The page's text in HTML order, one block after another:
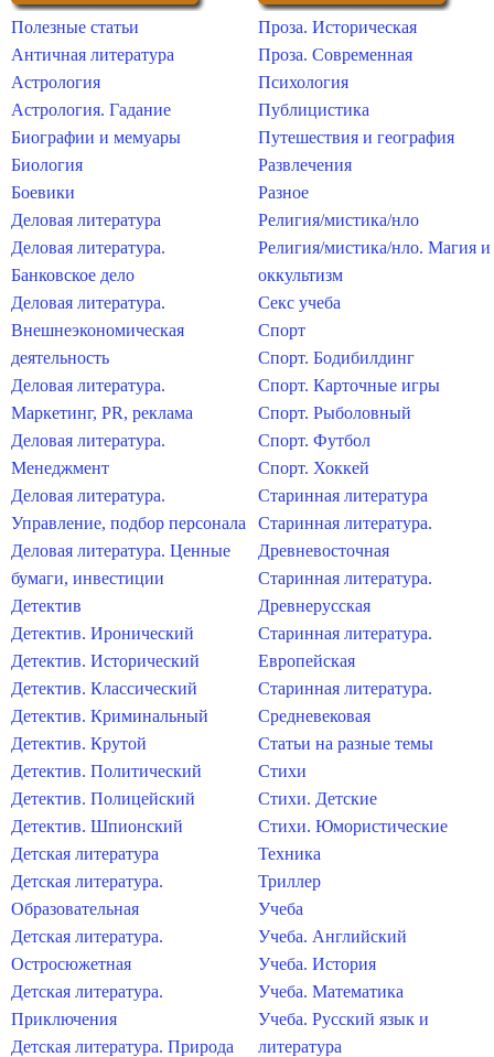
Полезные статьи
Античная литература
Астрология
Астрология. Гадание
Биографии и мемуары
Биология
Боевики
Деловая литература
Деловая литература.
Банковское дело
Деловая литература.
Внешнеэкономическая
деятельность
Деловая литература.
Маркетинг, PR, реклама
Деловая литература.
Менеджмент
Деловая литература.
Управление, подбор персонала
Деловая литература. Ценные
бумаги, инвестиции
Детектив
Детектив. Иронический
Детектив. Исторический
Детектив. Классический
Детектив. Криминальный
Детектив. Крутой
Детектив. Политический
Детектив. Полицейский
Детектив. Шпионский
Детская литература
Детская литература.
Образовательная
Детская литература.
Остросюжетная
Детская литература.
Приключения
Детская литература. Природа
Проза. Историческая
Проза. Современная
Психология
Публицистика
Путешествия и география
Развлечения
Разное
Религия/мистика/нло
Религия/мистика/нло. Магия и
оккультизм
Секс учеба
Спорт
Спорт. Бодибилдинг
Спорт. Карточные игры
Спорт. Рыболовный
Спорт. Футбол
Спорт. Хоккей
Старинная литература
Старинная литература.
Древневосточная
Старинная литература.
Древнерусская
Старинная литература.
Европейская
Старинная литература.
Средневековая
Статьи на разные темы
Стихи
Стихи. Детские
Стихи. Юмористические
Техника
Триллер
Учеба
Учеба. Английский
Учеба. История
Учеба. Математика
Учеба. Русский язык и
литература